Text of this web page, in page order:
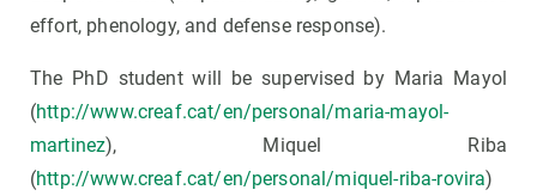
effort, phenology, and defense response).
The PhD student will be supervised by Maria Mayol
(http://www.creaf.cat/en/personal/maria-mayol-
martinez), Miquel Riba
(http://www.creaf.cat/en/personal/miquel-riba-rovira)